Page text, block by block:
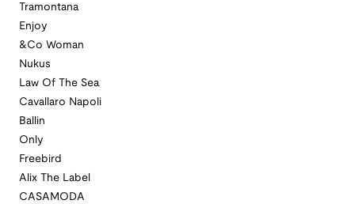
Tramontana
Enjoy
&Co Woman
Nukus
Law Of The Sea
Cavallaro Napoli
Ballin
Only
Freebird
Alix The Label
CASAMODA